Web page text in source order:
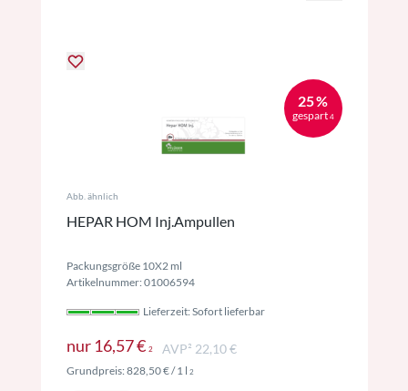
25 %
gespart 4
Abb. ähnlich
HEPAR HOM Inj.Ampullen
Packungsgröße 10X2 ml
Artikelnummer: 01006594
Lieferzeit: Sofort lieferbar
nur 16,57 € 2Preise inkl. MwSt. ggf. zzgl. Versand
AVP² 22,10 €
Grundpreis:828,50 €/ 1 l 2Preise inkl. MwSt. ggf. zzgl. Versand